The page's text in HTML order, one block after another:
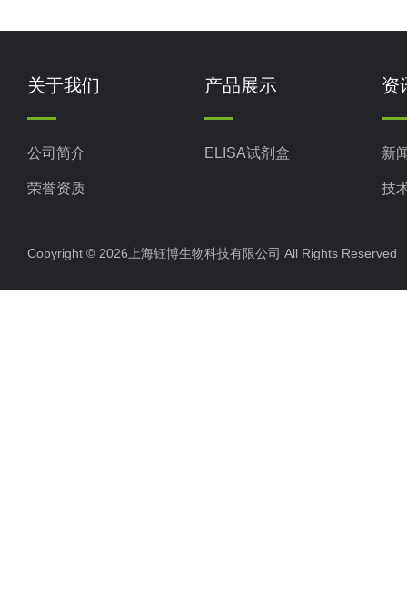
关于我们
公司简介
荣誉资质
产品展示
ELISA试剂盒
资
新
技
Copyright © 2026上海钰博生物科技有限公司 All Rights